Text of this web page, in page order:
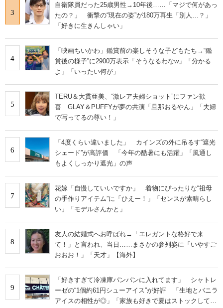
3
自衛隊員だった25歳男性→10年後……「マジで何があっ
たの？」 衝撃の“現在の姿”が180万再生「別人…？」
「好きに生きんしゃい」
4
「映画ちいかわ」鑑賞前の楽しそうな子どもたち→“鑑
賞後の様子”に2900万表示「そうなるわなw」「分かる
よ」「いったい何が」
5
TERU＆大貫亜美、“激レア夫婦ショット”にファン歓
喜 GLAY＆PUFFYが夢の共演「旦那おるやん」「夫婦
で写ってるの尊い！」
6
「4度くらい違いました」 カインズの外に吊るす“遮光
シェード”が高評価 「今年の酷暑にも活躍」「風通し
もよくしっかり遮光」の声
7
花嫁「自慢していいですか」 着物にぴったりな“祖母
の手作りアイテム”に「ひえー！」「センスが素晴らし
い」「モデルさんかと」
8
友人の結婚式へお呼ばれ→「エレガントな格好で来
て！」と言われ、当日……まさかの参列姿に「いやすご
おおお！」「天才」【海外】
9
「好きすぎて冷凍庫パンパンに入れてます」 シャトレ
ーゼの“1個約61円シューアイス”が好評 「生地とバニラ
アイスの相性が◎」「家族も好きで夏はストックして